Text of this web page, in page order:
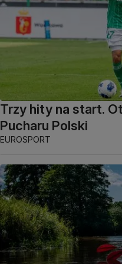
Trzy hity na start.
Pucharu Polski
EUROSPORT